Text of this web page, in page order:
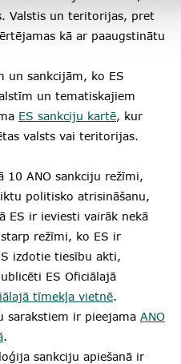
Valstis un teritorijas, pret
kā ar paaugstinātu
un sankcijām, ko ES
un tematiskajiem
ES sankciju kartē, kur
valsts vai teritorijas.
10 ANO sankciju režīmi,
politisko atrisināšanu,
ES ir ieviesti vairāk nekā
režīmi, ko ES ir
izdotie tiesību akti,
ES Oficiālajā
tīmekļa vietnē.
sarakstiem ir pieejama ANO
.
sankciju apiešanā ir